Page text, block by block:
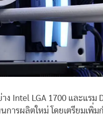
Intel LGA 1700 และแรม
การผลิตใหม่ โดยเตรียมเพิ่